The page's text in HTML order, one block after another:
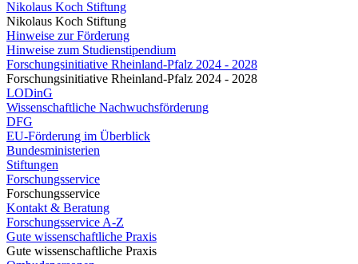
Nikolaus Koch Stiftung
Nikolaus Koch Stiftung
Hinweise zur Förderung
Hinweise zum Studienstipendium
Forschungsinitiative Rheinland-Pfalz 2024 - 2028
Forschungsinitiative Rheinland-Pfalz 2024 - 2028
LODinG
Wissenschaftliche Nachwuchsförderung
DFG
EU-Förderung im Überblick
Bundesministerien
Stiftungen
Forschungsservice
Forschungsservice
Kontakt & Beratung
Forschungsservice A-Z
Gute wissenschaftliche Praxis
Gute wissenschaftliche Praxis